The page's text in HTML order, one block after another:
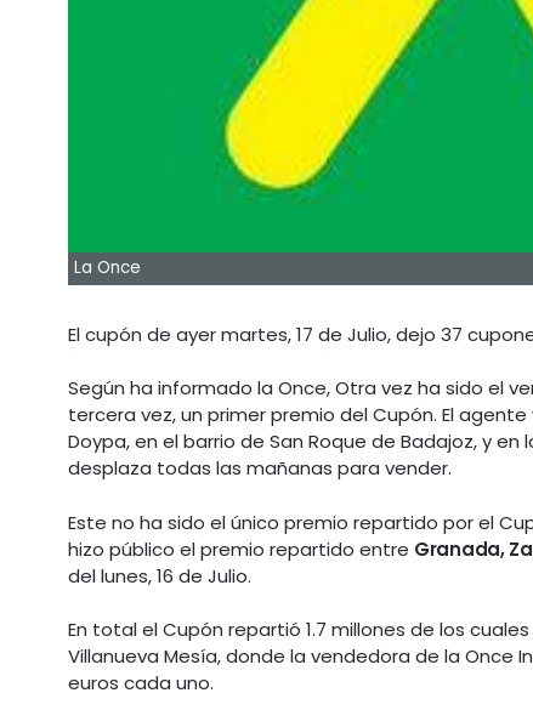
La Once
El cupón de ayer martes, 17 de Julio, dejo 37
Según ha informado la Once, Otra vez ha sido el
tercera vez, un primer premio del Cupón. El
Doypa, en el barrio de San Roque de Badajoz, y
desplaza todas las mañanas para vender.
Este no ha sido el único premio repartido por el
hizo público el premio repartido entre Granada,
del lunes, 16 de Julio.
En total el Cupón repartió 1.7 millones de los
Villanueva Mesía, donde la vendedora de la Once
euros cada uno.